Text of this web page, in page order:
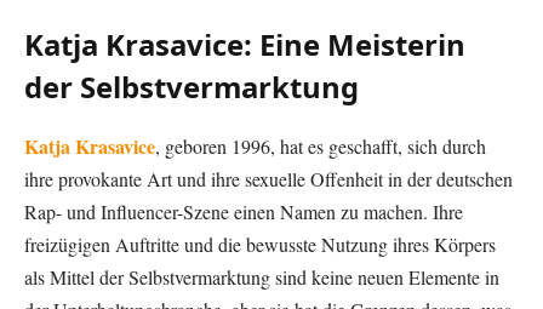
Katja Krasavice: Eine Meisterin
der Selbstvermarktung
Katja Krasavice, geboren 1996, hat es geschafft, sich durch
ihre provokante Art und ihre sexuelle Offenheit in der deutschen
Rap- und Influencer-Szene einen Namen zu machen. Ihre
freizügigen Auftritte und die bewusste Nutzung ihres Körpers
als Mittel der Selbstvermarktung sind keine neuen Elemente in